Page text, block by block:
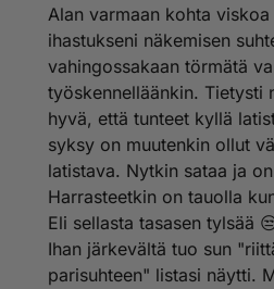
Alan varmaan kohta viskoa
ihastukseni näkemisen
vahingossakaan törmätä
työskennelläänkin. Tietysti
hyvä, että tunteet kyllä
syksy on muutenkin ollut
latistava. Nytkin sataa ja
Harrasteetkin on tauolla
Eli sellasta tasasen tylsää
Ihan järkevältä tuo sun
parisuhteen" listasi näytti.